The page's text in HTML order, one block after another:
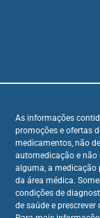
As informações
promoções e ofertas
medicamentos, não
automedicação e não
alguma, a medicação
da área médica.
condições de
de saúde e